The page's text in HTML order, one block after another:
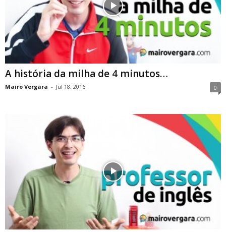
A história da milha de 4 minutos…
Mairo Vergara - Jul 18, 2016 0